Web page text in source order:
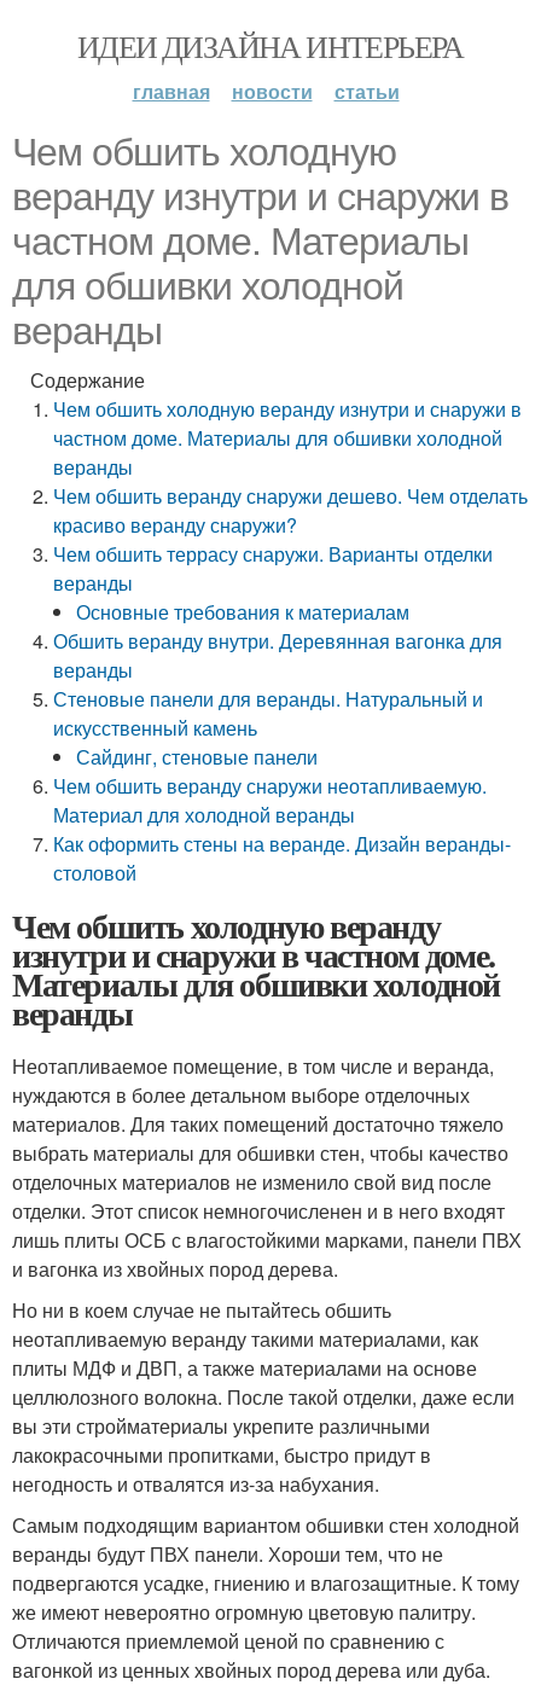
ИДЕИ ДИЗАЙНА ИНТЕРЬЕРА
главная новости статьи
Чем обшить холодную
веранду изнутри и снаружи в
частном доме. Материалы
для обшивки холодной
веранды
Содержание
Чем обшить холодную веранду изнутри и снаружи в
частном доме. Материалы для обшивки холодной
веранды
Чем обшить веранду снаружи дешево. Чем отделать
красиво веранду снаружи?
Чем обшить террасу снаружи. Варианты отделки
веранды
Основные требования к материалам
Обшить веранду внутри. Деревянная вагонка для
веранды
Стеновые панели для веранды. Натуральный и
искусственный камень
Сайдинг, стеновые панели
Чем обшить веранду снаружи неотапливаемую.
Материал для холодной веранды
Как оформить стены на веранде. Дизайн веранды-
столовой
Чем обшить холодную веранду
изнутри и снаружи в частном доме.
Материалы для обшивки холодной
веранды
Неотапливаемое помещение, в том числе и веранда,
нуждаются в более детальном выборе отделочных
материалов. Для таких помещений достаточно тяжело
выбрать материалы для обшивки стен, чтобы качество
отделочных материалов не изменило свой вид после
отделки. Этот список немногочисленен и в него входят
лишь плиты ОСБ с влагостойкими марками, панели ПВХ
и вагонка из хвойных пород дерева.
Но ни в коем случае не пытайтесь обшить
неотапливаемую веранду такими материалами, как
плиты МДФ и ДВП, а также материалами на основе
целлюлозного волокна. После такой отделки, даже если
вы эти стройматериалы укрепите различными
лакокрасочными пропитками, быстро придут в
негодность и отвалятся из-за набухания.
Самым подходящим вариантом обшивки стен холодной
веранды будут ПВХ панели. Хороши тем, что не
подвергаются усадке, гниению и влагозащитные. К тому
же имеют невероятно огромную цветовую палитру.
Отличаются приемлемой ценой по сравнению с
вагонкой из ценных хвойных пород дерева или дуба.